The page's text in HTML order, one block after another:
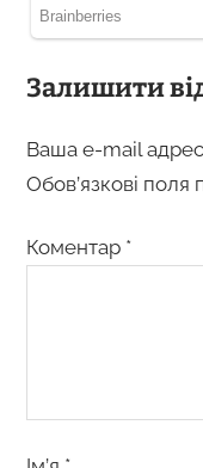
Залишити
Ваша e-mail
Обов’язкові поля
Коментар *